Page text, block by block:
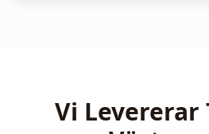
Vi Levererar